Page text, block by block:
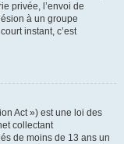
privée, l’envoi de
à un groupe
instant, c’est
Act ») est une loi des
collectant
de moins de 13 ans un